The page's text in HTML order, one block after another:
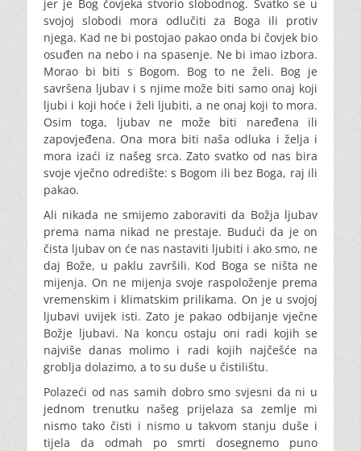
jer je Bog čovjeka stvorio slobodnog. Svatko se u
svojoj slobodi mora odlučiti za Boga ili protiv
njega. Kad ne bi postojao pakao onda bi čovjek bio
osuđen na nebo i na spasenje. Ne bi imao izbora.
Morao bi biti s Bogom. Bog to ne želi. Bog je
savršena ljubav i s njime može biti samo onaj koji
ljubi i koji hoće i želi ljubiti, a ne onaj koji to mora.
Osim toga, ljubav ne može biti naređena ili
zapovjeđena. Ona mora biti naša odluka i želja i
mora izaći iz našeg srca. Zato svatko od nas bira
svoje vječno odredište: s Bogom ili bez Boga, raj ili
pakao.
Ali nikada ne smijemo zaboraviti da Božja ljubav
prema nama nikad ne prestaje. Budući da je on
čista ljubav on će nas nastaviti ljubiti i ako smo, ne
daj Bože, u paklu završili. Kod Boga se ništa ne
mijenja. On ne mijenja svoje raspoloženje prema
vremenskim i klimatskim prilikama. On je u svojoj
ljubavi uvijek isti. Zato je pakao odbijanje vječne
Božje ljubavi. Na koncu ostaju oni radi kojih se
najviše danas molimo i radi kojih najčešće na
groblja dolazimo, a to su duše u čistilištu.
Polazeći od nas samih dobro smo svjesni da ni u
jednom trenutku našeg prijelaza sa zemlje mi
nismo tako čisti i nismo u takvom stanju duše i
tijela da odmah po smrti dosegnemo puno